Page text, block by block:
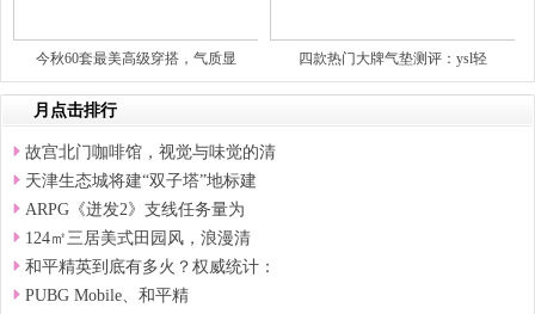
今秋60套最美高级穿搭，气质显 四款热门大牌气垫测评：ysl轻
月点击排行
故宫北门咖啡馆，视觉与味觉的清
天津生态城将建“双子塔”地标建
ARPG《迸发2》支线任务量为
124㎡三居美式田园风，浪漫清
和平精英到底有多火？权威统计：
PUBG Mobile、和平精